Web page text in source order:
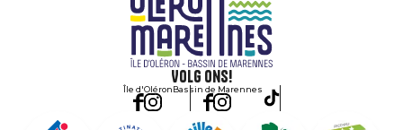
Volg ons!
Île d'OléronBassin de Marennes